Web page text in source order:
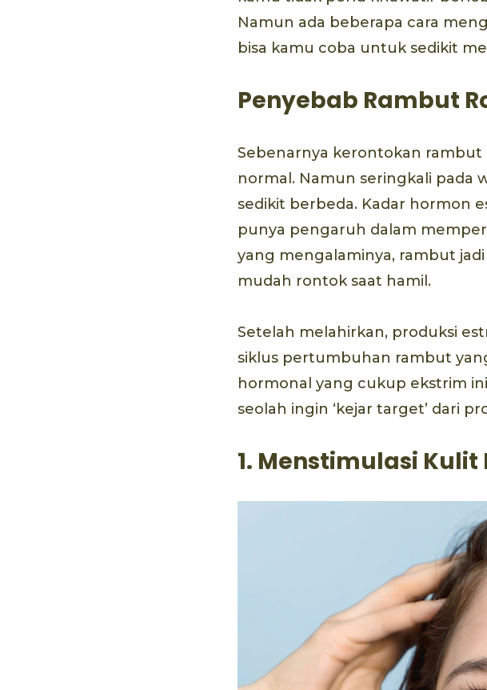
Namun ada beberapa cara
bisa kamu coba untuk sedikit
Penyebab Rambut
Sebenarnya kerontokan
normal. Namun seringkali pada
sedikit berbeda. Kadar hormon
punya pengaruh dalam
yang mengalaminya, rambut
mudah rontok saat hamil.
Setelah melahirkan, produksi
siklus pertumbuhan rambut
hormonal yang cukup ekstrim
seolah ingin ‘kejar target’ dari
1. Menstimulasi